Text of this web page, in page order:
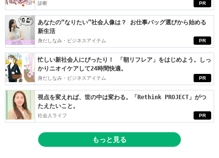
PR
診断
PR
あなたの“なりたい”社会人像は？ お仕事バッグ選びから始める
新生活
身だしなみ・ビジネスアイテム
PR
忙しい新社会人にぴったり！ 「朝リフレア」をはじめよう。しっ
かりニオイケアして24時間快適。
身だしなみ・ビジネスアイテム
PR
視点を変えれば、世の中は変わる。「Rethink PROJECT」がつ
たえたいこと。
社会人ライフ
もっと見る